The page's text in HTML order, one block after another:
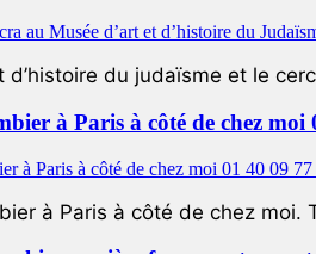
d’histoire du judaïsme et le
à Paris à côté de chez moi
à Paris à côté de chez moi.